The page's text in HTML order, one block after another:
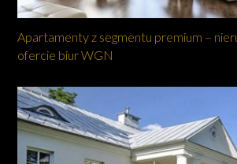
Apartamenty z segmentu premium –
ofercie biur WGN